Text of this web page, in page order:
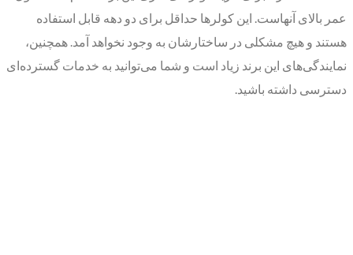
عمر بالای آنهاست. این کولرها حداقل برای دو دهه قابل استفاده
هستند و هیچ مشکلی در ساختارشان به وجود نخواهد آمد. همچنین،
نمایندگی‌های این برند زیاد است و شما می‌توانید به خدمات گسترده‌ای
دسترسی داشته باشید.